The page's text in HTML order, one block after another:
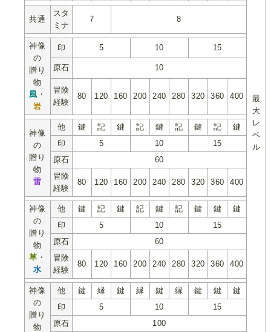
最
大
レ
ベ
ル
共通
スタ
ミナ
7 8
神像
の
贈り
物
風 ・
岩
印 5 10 15
原石 10
冒険
経験
80 120 160 200 240 280 320 360 400
神像
の
贈り
物
雷
他 鍵 記 鍵 記 鍵 記 鍵 記
鍵
印
5 10
15
原石
60
冒険
経験
80 120 160 200 240 280 320 360 400
神像
の
贈り
物
草 ・
水
他 鍵 記 鍵 記 鍵 記 鍵 鍵
鍵
印
5 10
15
原石
60
冒険
経験
80 120 160 200 240 280 320 360 400
神像
の
贈り
物
他 鍵 縁 鍵 縁 鍵 縁 鍵 鍵
鍵
印
5 10
15
原石
100